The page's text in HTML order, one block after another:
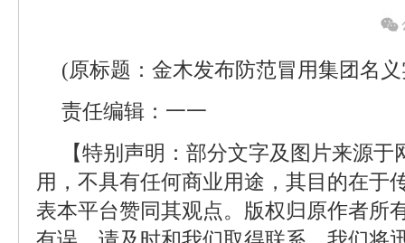
(原标题：金木发布防范冒用集团名
责任编辑：一一
【特别声明：部分文字及图片来源
用，不具有任何商业用途，其目的在于
表本平台赞同其观点。版权归原作者所